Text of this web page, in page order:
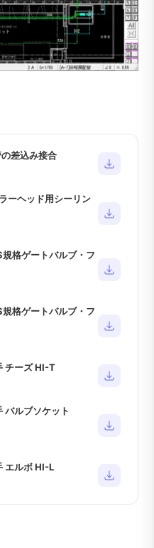
差込み接合
ーヘッド用シーリン
格ゲートバルブ・フ
格ゲートバルブ・フ
チーズ HI-T
バルブソケット
エルボ HI-L